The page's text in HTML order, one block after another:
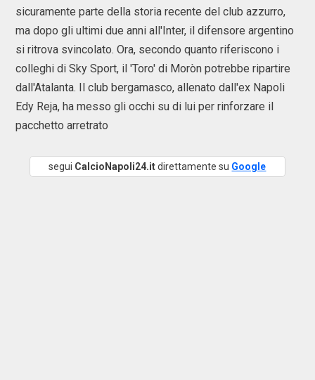
sicuramente parte della storia recente del club azzurro,
ma dopo gli ultimi due anni all'Inter, il difensore argentino
si ritrova svincolato. Ora, secondo quanto riferiscono i
colleghi di Sky Sport, il 'Toro' di Moròn potrebbe ripartire
dall'Atalanta. Il club bergamasco, allenato dall'ex Napoli
Edy Reja, ha messo gli occhi su di lui per rinforzare il
pacchetto arretrato
segui CalcioNapoli24.itdirettamente su Google